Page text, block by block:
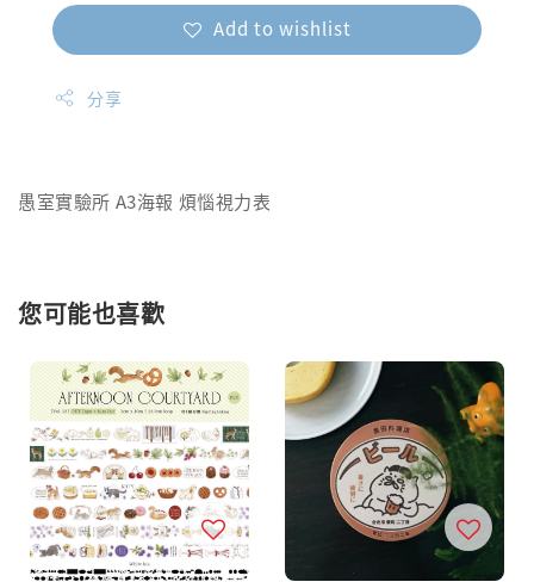
Add to wishlist
分享
愚室實驗所 A3海報 煩惱視力表
您可能也喜歡